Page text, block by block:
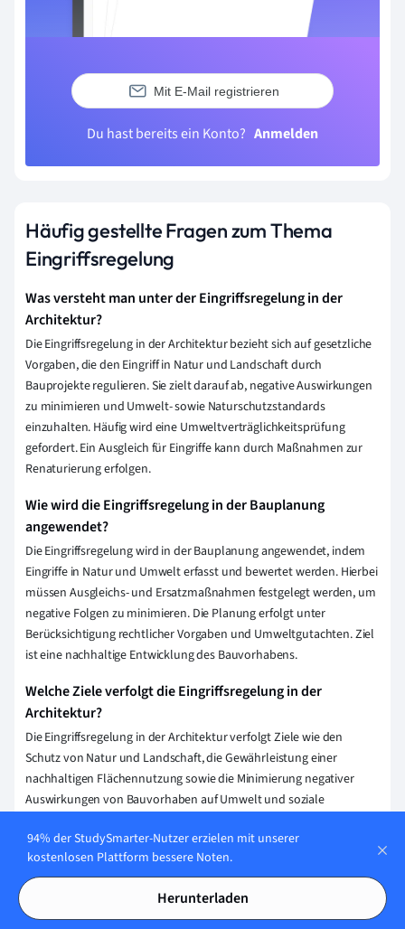
Mit E-Mail registrieren
Du hast bereits ein Konto? Anmelden
Häufig gestellte Fragen zum Thema
Eingriffsregelung
Was versteht man unter der Eingriffsregelung in der
Architektur?
Die Eingriffsregelung in der Architektur bezieht sich auf gesetzliche
Vorgaben, die den Eingriff in Natur und Landschaft durch
Bauprojekte regulieren. Sie zielt darauf ab, negative Auswirkungen
zu minimieren und Umwelt- sowie Naturschutzstandards
einzuhalten. Häufig wird eine Umweltverträglichkeitsprüfung
gefordert. Ein Ausgleich für Eingriffe kann durch Maßnahmen zur
Renaturierung erfolgen.
Wie wird die Eingriffsregelung in der Bauplanung
angewendet?
Die Eingriffsregelung wird in der Bauplanung angewendet, indem
Eingriffe in Natur und Umwelt erfasst und bewertet werden. Hierbei
müssen Ausgleichs- und Ersatzmaßnahmen festgelegt werden, um
negative Folgen zu minimieren. Die Planung erfolgt unter
Berücksichtigung rechtlicher Vorgaben und Umweltgutachten. Ziel
ist eine nachhaltige Entwicklung des Bauvorhabens.
Welche Ziele verfolgt die Eingriffsregelung in der
Architektur?
Die Eingriffsregelung in der Architektur verfolgt Ziele wie den
Schutz von Natur und Landschaft, die Gewährleistung einer
nachhaltigen Flächennutzung sowie die Minimierung negativer
Auswirkungen von Bauvorhaben auf Umwelt und soziale
Bauprojekten in die bestehende Umgebung fördern.
Welche rechtlichen Rahmenbedingungen gelten für die
Eingriffsregelung in der Architektur?
Die Eingriffsregelung in der Architektur basiert auf dem
94% der StudySmarter-Nutzer erzielen mit unserer
kostenlosen Plattform bessere Noten.
Herunterladen